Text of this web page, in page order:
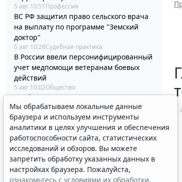
5 авг 10:51 Профессия
ВС РФ защитил право сельского врача
на выплату по программе "Земский
доктор"
5 авг 10:28Судебная практика
В России ввели персонифицированный
учет медпомощи ветеранам боевых
действий
5 авг 10:02Общество
Сообщения НПФ о заключении
договоров НПО и долгосрочных
сбережений обновят
5 авг 09:30Налоги и бухучет
Президент РФ подписал очередной
пакет из 59 федеральных законов
5 авг 09:00 Общество
Международным организациям
установили правила выдачи
Мы обрабатываем локальные данные
браузера и используем инструменты
аналитики в целях улучшения и обеспечения
работоспособности сайта, статистических
исследований и обзоров. Вы можете
запретить обработку указанных данных в
настройках браузера. Пожалуйста,
ознакомьтесь с условиями их обработки.